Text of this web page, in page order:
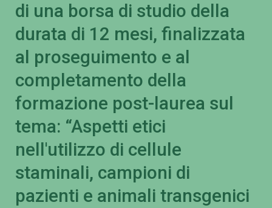
di una borsa di studio della
durata di 12 mesi, finalizzata
al proseguimento e al
completamento della
formazione post-laurea sul
tema: “Aspetti etici
nell'utilizzo di cellule
staminali, campioni di
pazienti e animali transgenici